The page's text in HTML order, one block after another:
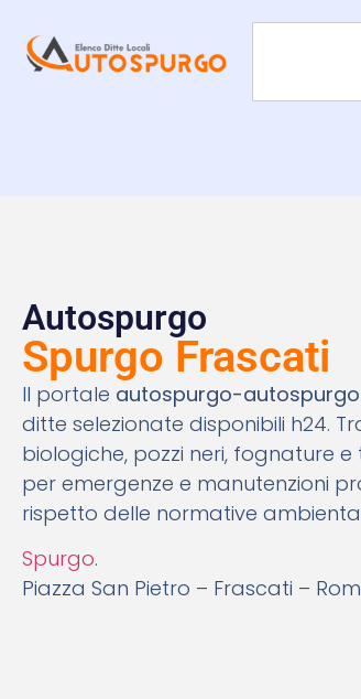
Autospurgo
Spurgo Frascati
Il portale autospurgo-
ditte selezionate disponibili h24.
biologiche, pozzi neri, fognature
per emergenze e manutenzioni
rispetto delle normative
Spurgo.
Piazza San Pietro – Frascati –